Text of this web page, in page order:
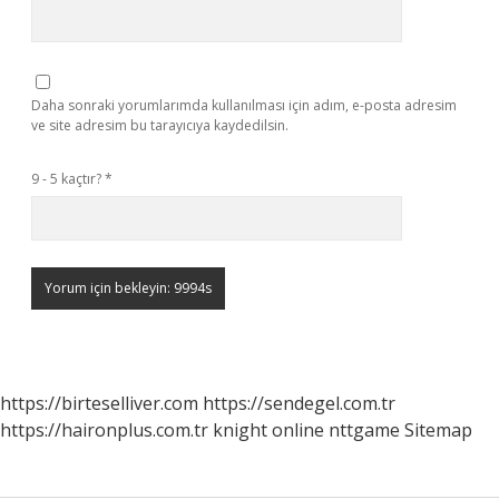
Daha sonraki yorumlarımda kullanılması için adım, e-posta adresim
ve site adresim bu tarayıcıya kaydedilsin.
9 - 5 kaçtır?*
https://birteselliver.com https://sendegel.com.tr
https://haironplus.com.tr knight online nttgame Sitemap